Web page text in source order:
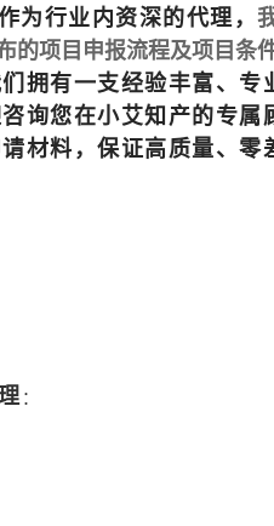
为行业内资深的代理，
的项目申报流程及项目条
拥有一支经验丰富、
询您在小艾知产的专属
材料，保证高质量、
：